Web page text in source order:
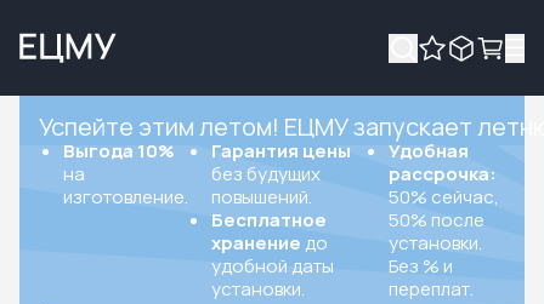
Успейте этим летом! ЕЦМУ запускает
Выгода 10%
на
изготовление.
Гарантия цены
без будущих
повышений.
Бесплатное
хранение до
удобной даты
установки.
Удобная
рассрочка:
50% сейчас,
50% после
установки.
Без % и
переплат.